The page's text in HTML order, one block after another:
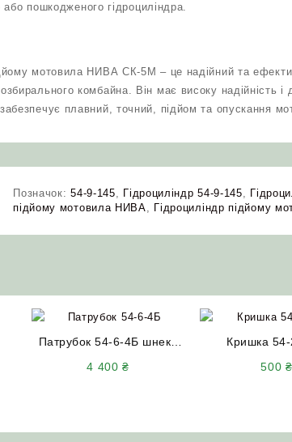
пошкодженого гідроциліндра.
мотовила НИВА СК-5М – це надійний та
комбайна. Він має високу надійність і
плавний, точний, підйом та опускання
Позначок:54-9-145 Гідроциліндр 54-9-145
підйому мотовила НИВА
Гідроциліндр підйому
Патрубок 54-6-4Б шнека
4 400₴
Кришка
елеватора
500₴